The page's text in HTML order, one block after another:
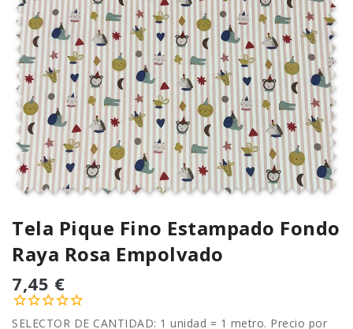
Tela Pique Fino Estampado Fondo
Raya Rosa Empolvado
7,45 €
SELECTOR DE CANTIDAD: 1 unidad = 1 metro. Precio por